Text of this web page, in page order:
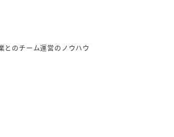
とのチーム運営のノウハウ